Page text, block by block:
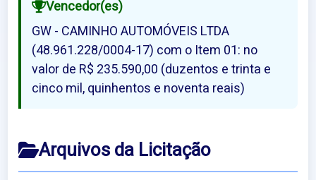
Vencedor(es)
GW - CAMINHO AUTOMÓVEIS LTDA
(48.961.228/0004-17) com o Item 01: no
valor de R$ 235.590,00 (duzentos e trinta e
cinco mil, quinhentos e noventa reais)
Arquivos da Licitação